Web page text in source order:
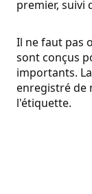
premier, suivi
Il ne faut pas
sont conçus
importants.
enregistré de
l'étiquette.